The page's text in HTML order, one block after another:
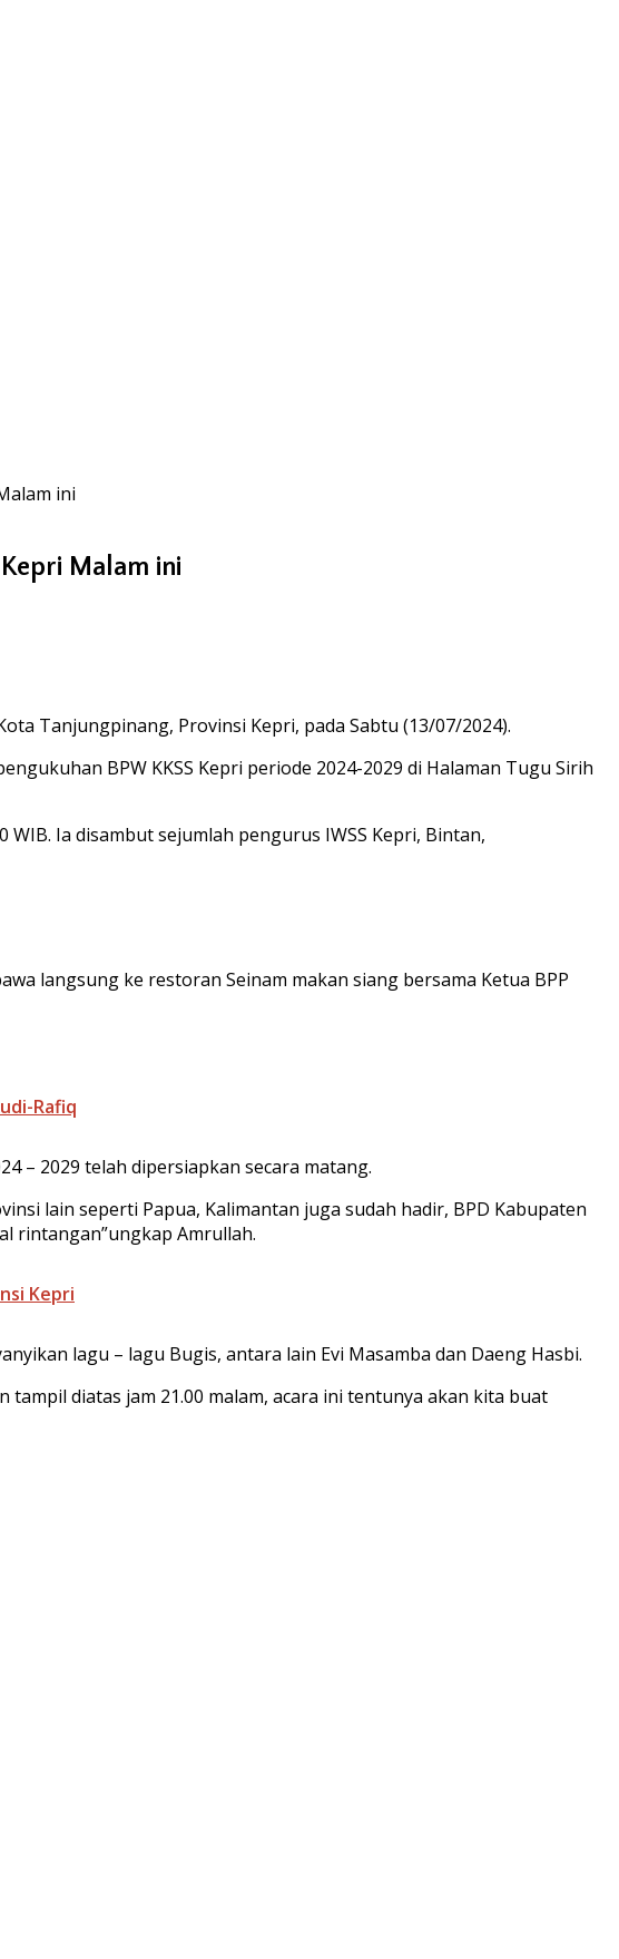
ini
Malam ini
Tanjungpinang, Provinsi Kepri, pada Sabtu (13/07/2024).
BPW KKSS Kepri periode 2024-2029 di Halaman Tugu Sirih
Ia disambut sejumlah pengurus IWSS Kepri, Bintan,
langsung ke restoran Seinam makan siang bersama Ketua BPP
Rafiq
– 2029 telah dipersiapkan secara matang.
lain seperti Papua, Kalimantan juga sudah hadir, BPD Kabupaten
rintangan”ungkap Amrullah.
Kepri
lagu – lagu Bugis, antara lain Evi Masamba dan Daeng Hasbi.
diatas jam 21.00 malam, acara ini tentunya akan kita buat